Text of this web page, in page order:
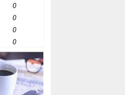
0
0
0
0